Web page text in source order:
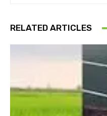
RELATED ARTICLES